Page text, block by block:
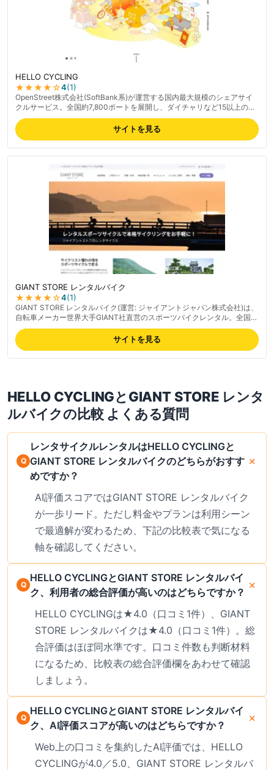
HELLO CYCLING
★★★★☆4(1)
OpenStreet株式会社(SoftBank系)が運営する国内最大規模のシェアサイ
クルサービス。全国約7,800ポートを展開し、ダイチャリなど15以上の事
業者と提携。電動アシスト自転車を中心に、専用アプリでどこのポートで
も借りて・返せる。都市部で/30分〜。最新の料金は公式サイトでご確認
ください。
サイトを見る
GIANT STORE レンタルバイク
★★★★☆4(1)
GIANT STORE レンタルバイク(運営: ジャイアントジャパン株式会社)は、
自転車メーカー世界大手GIANT社直営のスポーツバイクレンタル。全国12
店舗(しまなみ海道・びわ湖・東京・大阪等)でクロスバイク・ロードバイ
ク・E-バイク・キッズバイクなど6種類を用意し、最短5時間から借りら
れる。最新モデルを試せる品揃え、シャワールーム・更衣室完備で長距離
ライド前後も快適。今治・尾道間のワンウェイ返却にも対応。ヘルメット
サイトを見る
HELLO CYCLINGとGIANT STORE レンタ
ルバイクの比較 よくある質問
レンタサイクルレンタルはHELLO CYCLINGと
GIANT STORE レンタルバイクのどちらがおすす
めですか？
AI評価スコアではGIANT STORE レンタルバイク
が一歩リード。ただし料金やプランは利用シーン
で最適解が変わるため、下記の比較表で気になる
軸を確認してください。
HELLO CYCLINGとGIANT STORE レンタルバイ
ク、利用者の総合評価が高いのはどちらですか？
HELLO CYCLINGは★4.0（口コミ1件）、GIANT
STORE レンタルバイクは★4.0（口コミ1件）。総
合評価はほぼ同水準です。口コミ件数も判断材料
になるため、比較表の総合評価欄をあわせて確認
しましょう。
HELLO CYCLINGとGIANT STORE レンタルバイ
ク、AI評価スコアが高いのはどちらですか？
Web上の口コミを集約したAI評価では、HELLO
CYCLINGが4.0／5.0、GIANT STORE レンタルバ